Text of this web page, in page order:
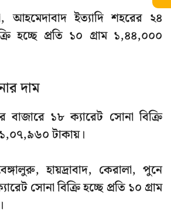
ইত্যাদি শহরের ২৪
হচ্ছে প্রতি ১০ গ্রাম ১,৪৪,০০০
দাম
১৮ ক্যারেট সোনা বিক্রি
১,০৭,৯৬০ টাকায়।
হায়দ্রাবাদ, কেরালা, পুনে
সোনা বিক্রি হচ্ছে প্রতি ১০ গ্রাম